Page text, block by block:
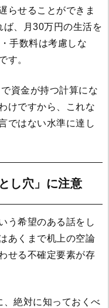
らせることができま
、月30万円の生活を
手数料は考慮しな
す。
資金が持つ計算にな
けですから、これな
ではない水準に達し
し穴」に注意
う希望のある話をし
あくまで机上の空論
せる不確定要素が存
、絶対に知っておくべ